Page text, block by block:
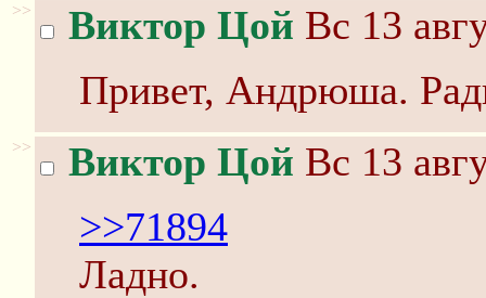
>> Виктор Цой Вс 13
Привет, Андрюша.
>> Виктор Цой Вс 13
>>71894
Ладно.